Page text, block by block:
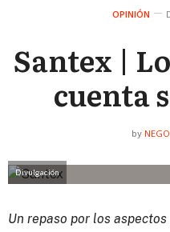
OPINIÓN
Santex |
cuenta
by
Divulgación
Un repaso por los